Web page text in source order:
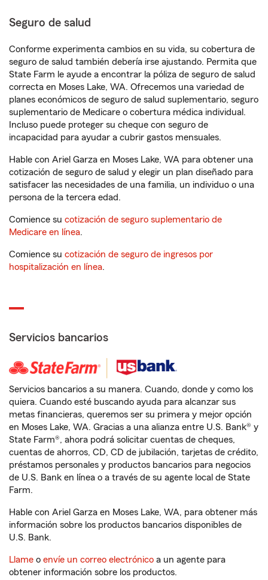
Seguro de salud
Conforme experimenta cambios en su vida, su cobertura de
seguro de salud también debería irse ajustando. Permita que
State Farm le ayude a encontrar la póliza de seguro de salud
correcta en Moses Lake, WA. Ofrecemos una variedad de
planes económicos de seguro de salud suplementario, seguro
suplementario de Medicare o cobertura médica individual.
Incluso puede proteger su cheque con seguro de
incapacidad para ayudar a cubrir gastos mensuales.
Hable con Ariel Garza en Moses Lake, WA para obtener una
cotización de seguro de salud y elegir un plan diseñado para
satisfacer las necesidades de una familia, un individuo o una
persona de la tercera edad.
Comience su cotización de seguro suplementario de
Medicare en línea.
Comience su cotización de seguro de ingresos por
hospitalización en línea.
Servicios bancarios
Servicios bancarios a su manera. Cuando, donde y como los
quiera. Cuando esté buscando ayuda para alcanzar sus
metas financieras, queremos ser su primera y mejor opción
en Moses Lake, WA. Gracias a una alianza entre U.S. Bank® y
State Farm®, ahora podrá solicitar cuentas de cheques,
cuentas de ahorros, CD, CD de jubilación, tarjetas de crédito,
préstamos personales y productos bancarios para negocios
de U.S. Bank en línea o a través de su agente local de State
Farm.
Hable con Ariel Garza en Moses Lake, WA, para obtener más
información sobre los productos bancarios disponibles de
U.S. Bank.
Llame o envíe un correo electrónico a un agente para
obtener información sobre los productos.